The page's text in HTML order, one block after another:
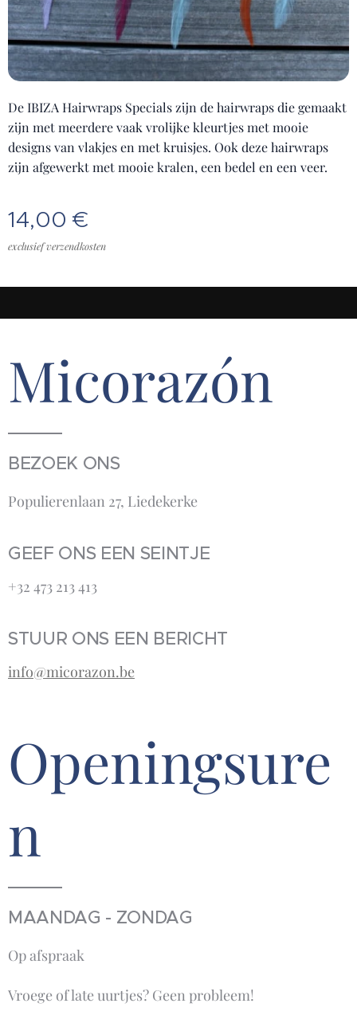
De IBIZA Hairwraps Specials zijn de hairwraps die gemaakt
zijn met meerdere vaak vrolijke kleurtjes met mooie
designs van vlakjes en met kruisjes. Ook deze hairwraps
zijn afgewerkt met mooie kralen, een bedel en een veer.
14,00 €
exclusief verzendkosten
Micorazón
BEZOEK ONS
Populierenlaan 27, Liedekerke
GEEF ONS EEN SEINTJE
+32 473 213 413‬
STUUR ONS EEN BERICHT
info@micorazon.be
Openingsure
n
MAANDAG - ZONDAG
Op afspraak
Vroege of late uurtjes? Geen probleem!